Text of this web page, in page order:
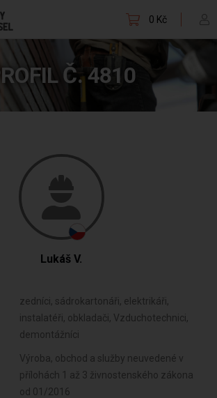
0 Kč
Č. 4810
Lukáš V.
zedníci, sádrokartonáři, elektrikáři,
instalatéři, obkladači, Vzduchotechnici,
demontážníci
Výroba, obchod a služby neuvedené v
přílohách 1 až 3 živnostenského zákona
od 01/2016